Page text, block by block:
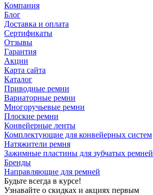
Компания
Блог
Доставка и оплата
Сертификаты
Отзывы
Гарантия
Акции
Карта сайта
Каталог
Приводные ремни
Вариаторные ремни
Многоручьевые ремни
Плоские ремни
Конвейерные ленты
Комплектующие для конвейерных систем
Натяжители ремня
Зажимные пластины для зубчатых ремней
Бренды
Направляющие для ремней
Будьте всегда в курсе!
Узнавайте о скидках и акциях первым